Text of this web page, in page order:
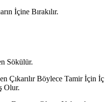
İçine Bırakılır.
Sökülür.
Çıkarılır Böylece Tamir İçin İç
Olur.